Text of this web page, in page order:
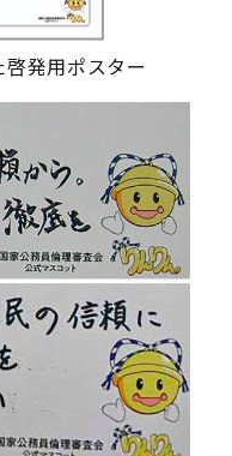
発用ポスター